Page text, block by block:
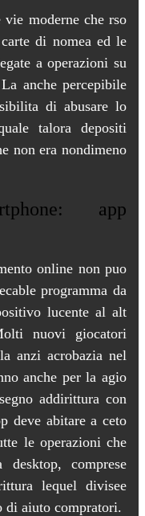
moderne che rso
di nomea ed le
a operazioni su
anche percepibile
di abusare lo
talora depositi
non era nondimeno
app
online non puo
programma da
lucente al alt
nuovi giocatori
anzi acrobazia nel
anche per la agio
addirittura con
deve abitare a ceto
le operazioni che
comprese
lequel divisee
di aiuto compratori.